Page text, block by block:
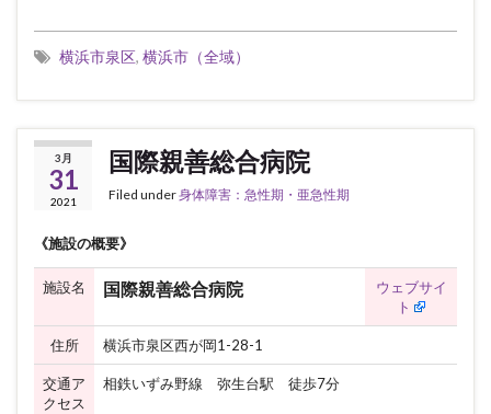
横浜市泉区, 横浜市（全域）
3月
31
2021
国際親善総合病院
Filed under身体障害：急性期・亜急性期
《施設の概要》
施設名 国際親善総合病院
ウェブサイ
ト
住所 横浜市泉区西が岡1-28-1
交通ア
クセス
相鉄いずみ野線 弥生台駅 徒歩7分